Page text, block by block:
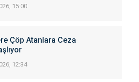
15:00
Çöp Atanlara Ceza
12:34